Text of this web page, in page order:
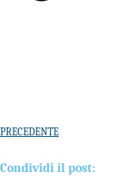
PRECEDENTE
Condividi il post: